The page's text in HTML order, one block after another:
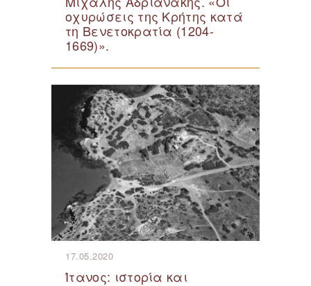
οχυρώσεις της Κρήτης κατά
τη Βενετοκρατία (1204-
1669)».
17.05.2020
Ίτανος: ιστορία και